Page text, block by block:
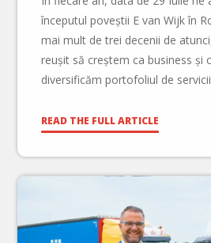
începutul poveștii E van Wijk în
mai mult de trei decenii de
reușit să creștem ca business și
diversificăm portofoliul de
READ THE FULL ARTICLE